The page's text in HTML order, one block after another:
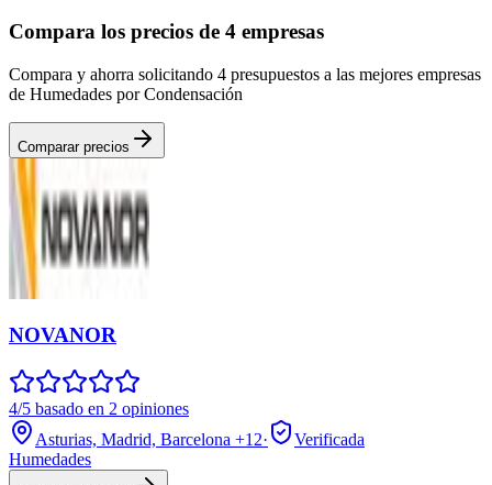
Compara los precios de 4 empresas
Compara y ahorra solicitando 4 presupuestos a las mejores empresas
de Humedades por Condensación
Comparar precios
NOVANOR
4/5 basado en 2 opiniones
Asturias, Madrid, Barcelona +12·
Verificada
Humedades